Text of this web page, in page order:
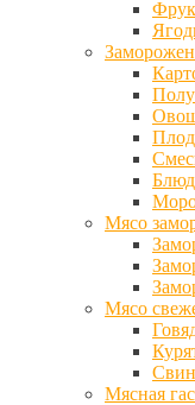
Мясо
Мясо
Мясная